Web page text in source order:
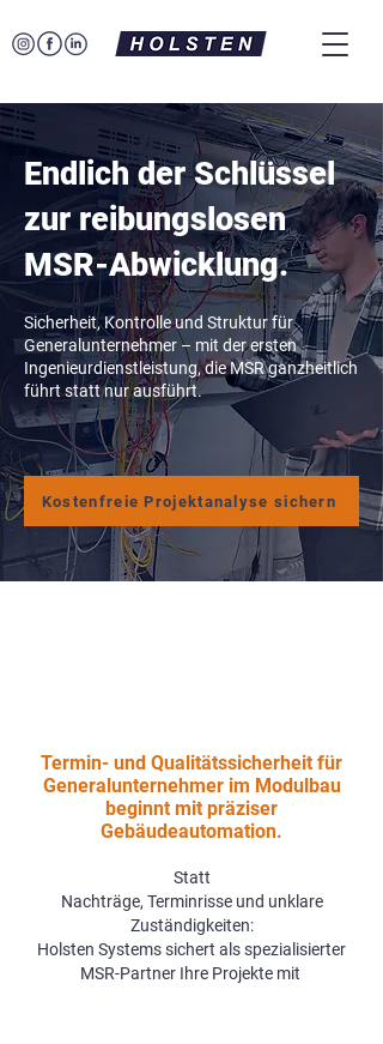
Endlich der Schlüssel
zur reibungslosen
MSR-Abwicklung.
Sicherheit, Kontrolle und Struktur für
Generalunternehmer – mit der ersten
Ingenieurdienstleistung, die MSR ganzheitlich
führt statt nur ausführt.
Kostenfreie Projektanalyse sichern
Termin- und Qualitätssicherheit für
Generalunternehmer im Modulbau
beginnt mit präziser
Gebäudeautomation.
Statt
Nachträge, Terminrisse und unklare
Zuständigkeiten:
Holsten Systems sichert als spezialisierter
MSR-Partner Ihre Projekte mit